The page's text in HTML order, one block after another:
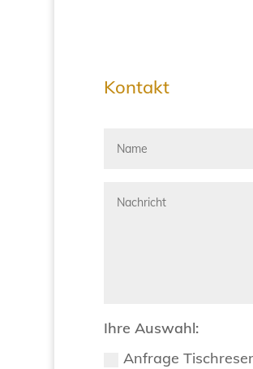
Kontakt
Ihre Auswahl:
Anfrage